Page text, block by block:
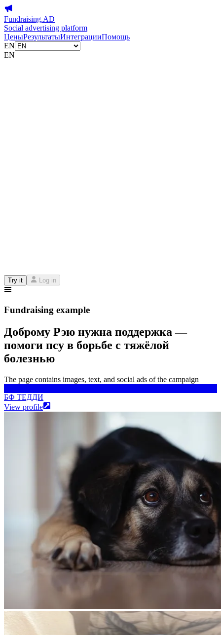
Fundraising.AD
Social advertising platform
ЦеныРезультатыИнтеграцииПомощь
EN
EN
Try it Log in
Fundraising example
Доброму Рэю нужна поддержка —
помоги псу в борьбе с тяжёлой
болезнью
The page contains images, text, and social ads of the campaign
БФ ТЕДДИ
View profile